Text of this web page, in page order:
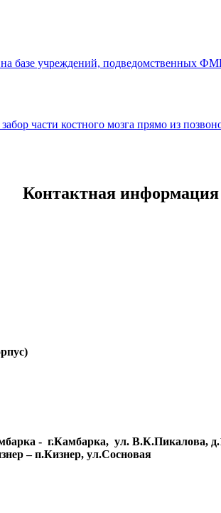
базе учреждений, подведомственных
части костного мозга прямо из
Контактная информация
- г.Камбарка, ул. В.К.Пикалова,
– п.Кизнер, ул.Сосновая